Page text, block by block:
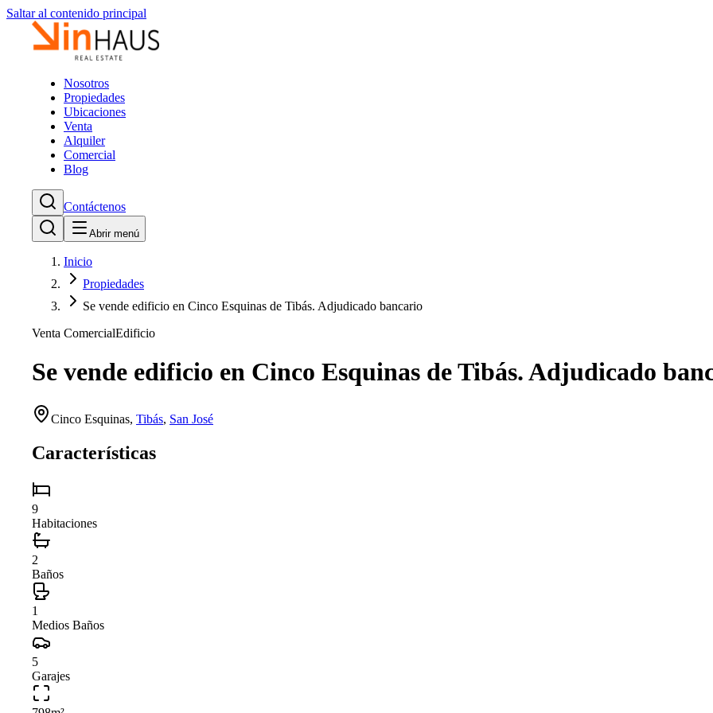
Saltar al contenido principal
Nosotros
Propiedades
Ubicaciones
Venta
Alquiler
Comercial
Blog
Contáctenos
Abrir menú
Inicio
Propiedades
Se vende edificio en Cinco Esquinas de Tibás. Adjudicado bancario
Venta ComercialEdificio
Se vende edificio en Cinco Esquinas de Tibás. Adjudicado
Cinco Esquinas, Tibás, San José
Características
9
Habitaciones
2
Baños
1
Medios Baños
5
Garajes